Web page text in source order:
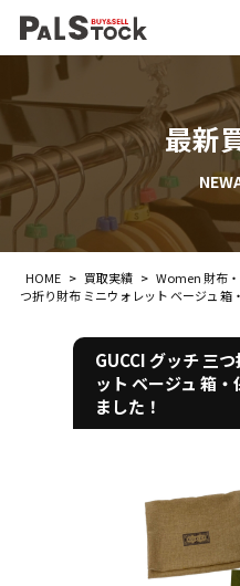
最新
HOME > 買取実績 > Women 財布
つ折り財布 ミニウォレット ベージュ 箱
GUCCI グッチ 三
ット ベージュ 箱
ました！